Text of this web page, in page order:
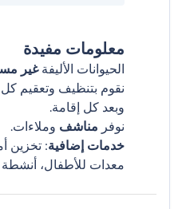
معلومات مفيدة
الحيوانات الأليفةغير
نقوم بتنظيف وتعقيم
وبعد كل إقامة.
نوفر مناشف وملاءات.
خدمات إضافية: تخزين
معدات للأطفال، أنشطة